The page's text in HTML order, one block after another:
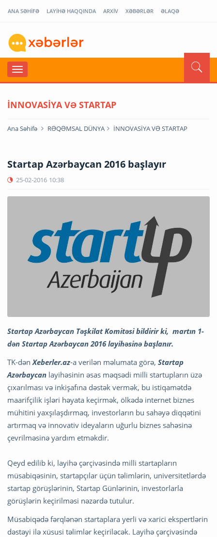
ANA SƏHİFƏ LAYİHƏ HAQQINDA ARXİV XƏBƏRLƏR ƏLAQƏ
İNNOVASİYA VƏ STARTAP
Ana Səhifə RƏQƏMSAL DÜNYA İNNOVASİYA VƏ STARTAP
Startap Azərbaycan 2016 başlayır
25-02-2016 10:38
Startap Azərbaycan Təşkilat Komitəsi bildirir ki, martın 1-
dən Startap Azərbaycan 2016 layihəsinə başlanır.
TK-dən Xeberler.az-a verilən məlumata görə, Startap
Azərbaycan layihəsinin əsas məqsədi milli startupların üzə
çıxarılması və inkişafına dəstək vermək, bu istiqamətdə
maarifçilik işləri həyata keçirmək, ölkədə internet biznes
mühitini yaxşılaşdırmaq, investorların bu sahəyə diqqətini
artırmaq və innovativ ideyaların uğurlu biznes sahəsinə
çevrilməsinə yardım etməkdir.
Qeyd edilib ki, layihə çərçivəsində milli startapların
müsabiqəsinin, startapçılar üçün təlimlərin, universitetlərdə
startap görüşlərinin, Startap Günlərinin, investorlarla
görüşlərin keçirilməsi nəzərdə tutulur.
Müsabiqədə fərqlənən startaplara yerli və xarici ekspertlərin
dəstəyi ilə xüsusi təlimlər keçiriləcək. Layihə çərçivəsində